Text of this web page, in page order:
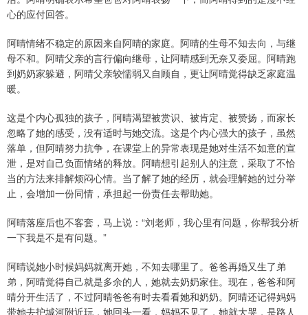
心的应付回答。
阿晴情绪不稳定的原因来自阿晴的家庭。阿晴的生母不知去向，与继
母不和。阿晴父亲的言行偏向继母，让阿晴感到无奈又委屈。阿晴跑
到奶奶家躲避，阿晴父亲较懦弱又自顾自，更让阿晴觉得缺乏家庭温
暖。
这是个内心孤独的孩子，阿晴渴望被赏识、被肯定、被赞扬，而家长
忽略了她的感受，没有适时与她交流。这是个内心强大的孩子，虽然
落单，但阿晴努力抗争，在课堂上的异常表现是她对生活不如意的宣
泄，是对自己负面情绪的释放。阿晴想引起别人的注意，采取了不恰
当的方法来排解烦闷心情。当了解了她的经历，就会理解她的过分举
止，会增加一份同情，承担起一份责任去帮助她。
阿晴落座后也不客套，马上说：“刘老师，我心里有问题，你帮我分析
一下我是不是有问题。”
阿晴说她小时候妈妈就离开她，不知去哪里了。爸爸再婚又生了弟
弟，阿晴觉得自己就是多余的人，她就去奶奶家住。现在，爸爸和阿
晴分开生活了，不过阿晴爸爸有时去看看她和奶奶。阿晴还记得妈妈
带她去护城河附近玩，她回头一看，妈妈不见了，她就大哭，是路人